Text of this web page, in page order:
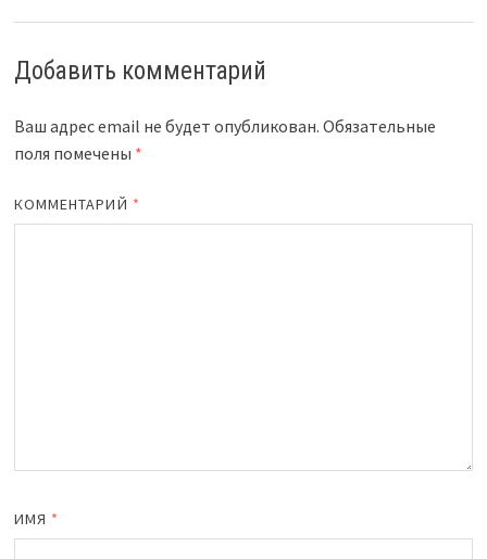
Добавить комментарий
Ваш адрес email не будет опубликован. Обязательные
поля помечены *
КОММЕНТАРИЙ *
ИМЯ *